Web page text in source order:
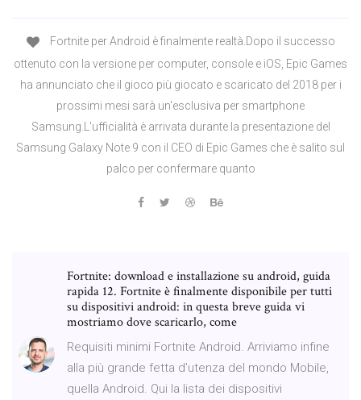
Fortnite per Android è finalmente realtà.Dopo il successo
ottenuto con la versione per computer, console e iOS, Epic Games
ha annunciato che il gioco più giocato e scaricato del 2018 per i
prossimi mesi sarà un'esclusiva per smartphone
Samsung.L'ufficialità è arrivata durante la presentazione del
Samsung Galaxy Note 9 con il CEO di Epic Games che è salito sul
palco per confermare quanto
Fortnite: download e installazione su android, guida
rapida 12. Fortnite è finalmente disponibile per tutti
su dispositivi android: in questa breve guida vi
mostriamo dove scaricarlo, come
Requisiti minimi Fortnite Android. Arriviamo infine
alla più grande fetta d’utenza del mondo Mobile,
quella Android. Qui la lista dei dispositivi